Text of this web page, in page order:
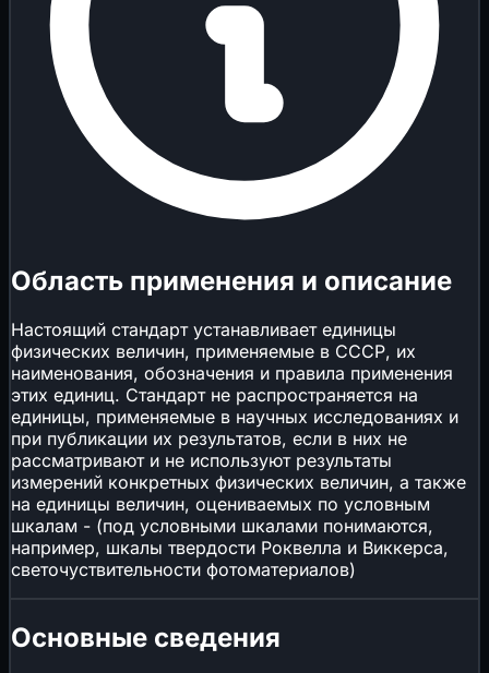
Область применения и описание
Настоящий стандарт устанавливает единицы
физических величин, применяемые в СССР, их
наименования, обозначения и правила применения
этих единиц. Стандарт не распространяется на
единицы, применяемые в научных исследованиях и
при публикации их результатов, если в них не
рассматривают и не используют результаты
измерений конкретных физических величин, а также
на единицы величин, оцениваемых по условным
шкалам - (под условными шкалами понимаются,
например, шкалы твердости Роквелла и Виккерса,
светочуствительности фотоматериалов)
Основные сведения